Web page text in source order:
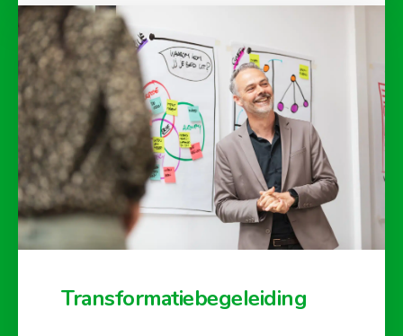
Transformatiebegeleiding